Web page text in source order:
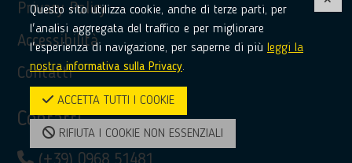
Privacy Policy
Accessibilità
Contatti
Contatti
Questo sito utilizza cookie, anche di terze parti, per
l'analisi aggregata del traffico e per migliorare
l'esperienza di navigazione, per saperne di più leggi la
nostrainformativa sulla Privacy.
ACCETTA TUTTI I COOKIE
RIFIUTA I COOKIE NON ESSENZIALI